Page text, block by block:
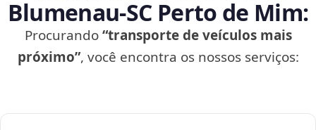
Blumenau‑SC Perto de Mim:
Procurando“transporte de veículos mais
próximo”, você encontra os nossos serviços: